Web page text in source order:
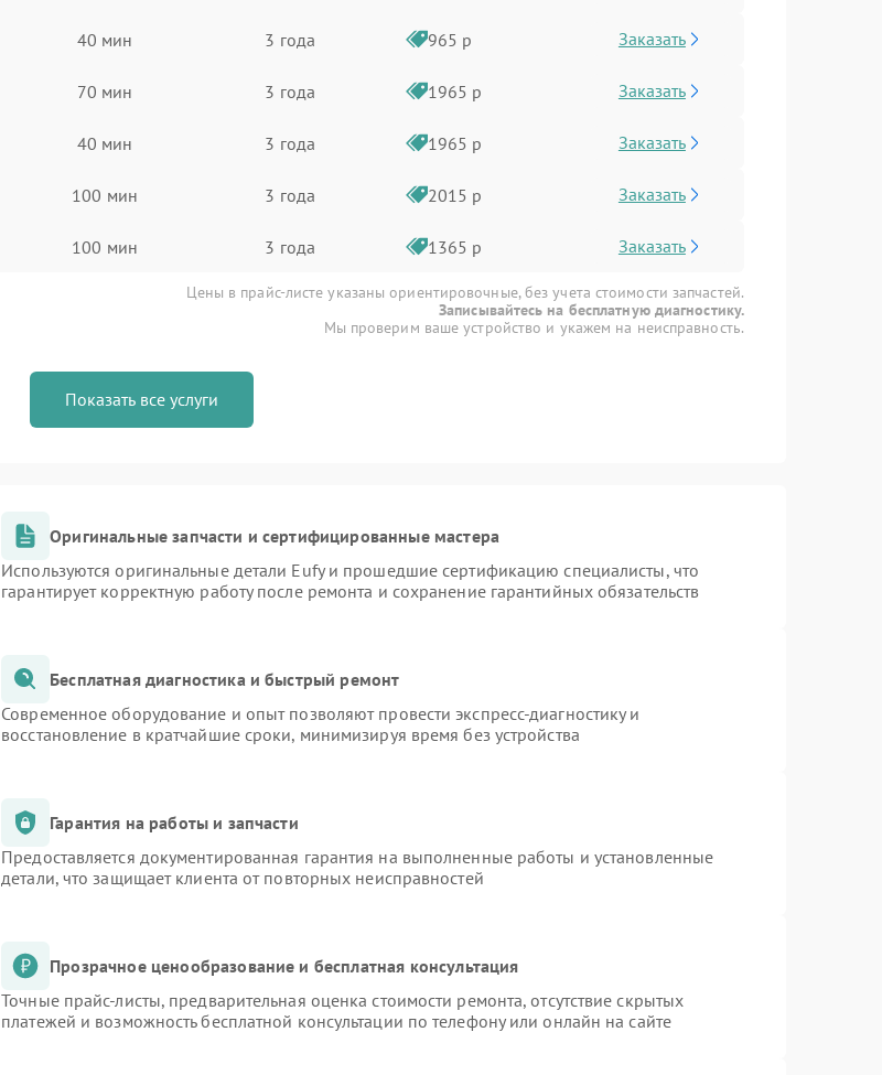
40 мин 3 года 965 р Заказать
70 мин 3 года 1965 р Заказать
40 мин 3 года 1965 р Заказать
100 мин 3 года 2015 р Заказать
100 мин 3 года 1365 р Заказать
Цены в прайс-листе указаны ориентировочные, без учета стоимости запчастей.
Записывайтесь на бесплатную диагностику.
Мы проверим ваше устройство и укажем на неисправность.
Показать все услуги
Оригинальные запчасти и сертифицированные мастера
Используются оригинальные детали Eufy и прошедшие сертификацию специалисты, что
гарантирует корректную работу после ремонта и сохранение гарантийных обязательств
Бесплатная диагностика и быстрый ремонт
Современное оборудование и опыт позволяют провести экспресс-диагностику и
восстановление в кратчайшие сроки, минимизируя время без устройства
Гарантия на работы и запчасти
Предоставляется документированная гарантия на выполненные работы и установленные
детали, что защищает клиента от повторных неисправностей
Прозрачное ценообразование и бесплатная консультация
Точные прайс-листы, предварительная оценка стоимости ремонта, отсутствие скрытых
платежей и возможность бесплатной консультации по телефону или онлайн на сайте